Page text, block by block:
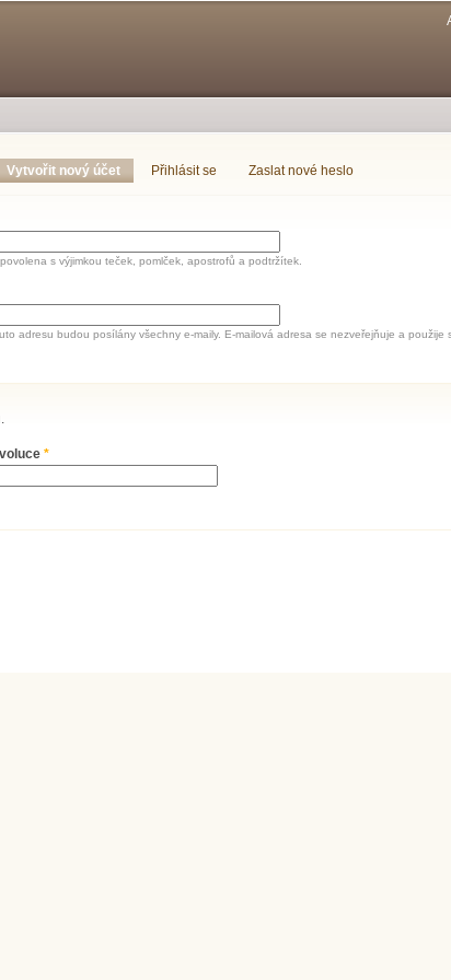
Vytvořit nový účet (aktivní záložka)
Přihlásit se Zaslat nové heslo
s výjimkou teček, pomlček, apostrofů a podtržítek.
adresu budou posílány všechny e-maily. E-mailová adresa se nezveřejňuje a
*